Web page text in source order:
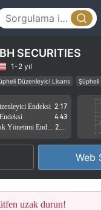
SECURITIES
1-2 yıl
Düzenleyici Lisans
Şüpheli
düzeyde potansiyel risk
Endeksi 2.17
4.43
Web
uzak durun!